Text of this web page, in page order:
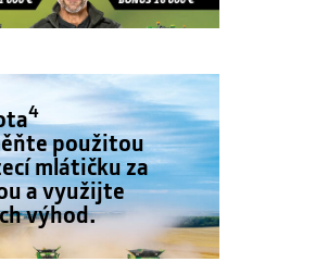
4
použitou
mlátičku za
a využijte
výhod.